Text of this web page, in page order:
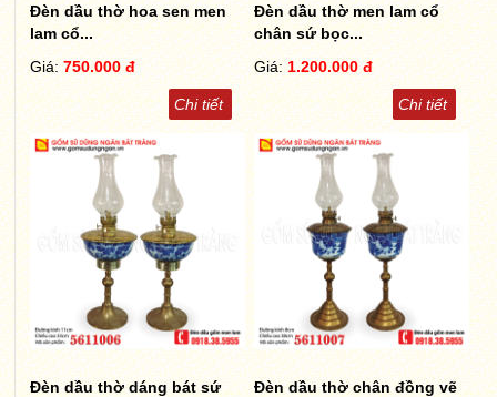
Đèn dầu thờ hoa sen men
lam cổ...
Giá:750.000 đ
Chi tiết
Đèn dầu thờ men lam cổ
chân sứ bọc...
Giá: 1.200.000 đ
Chi tiết
Đèn dầu thờ dáng bát sứ
Đèn dầu thờ chân đồng vẽ